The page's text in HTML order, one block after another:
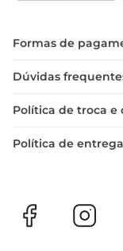
Teor Alcoólico: 13
Formas de
Dúvidas
Política de troca e
Política de entrega